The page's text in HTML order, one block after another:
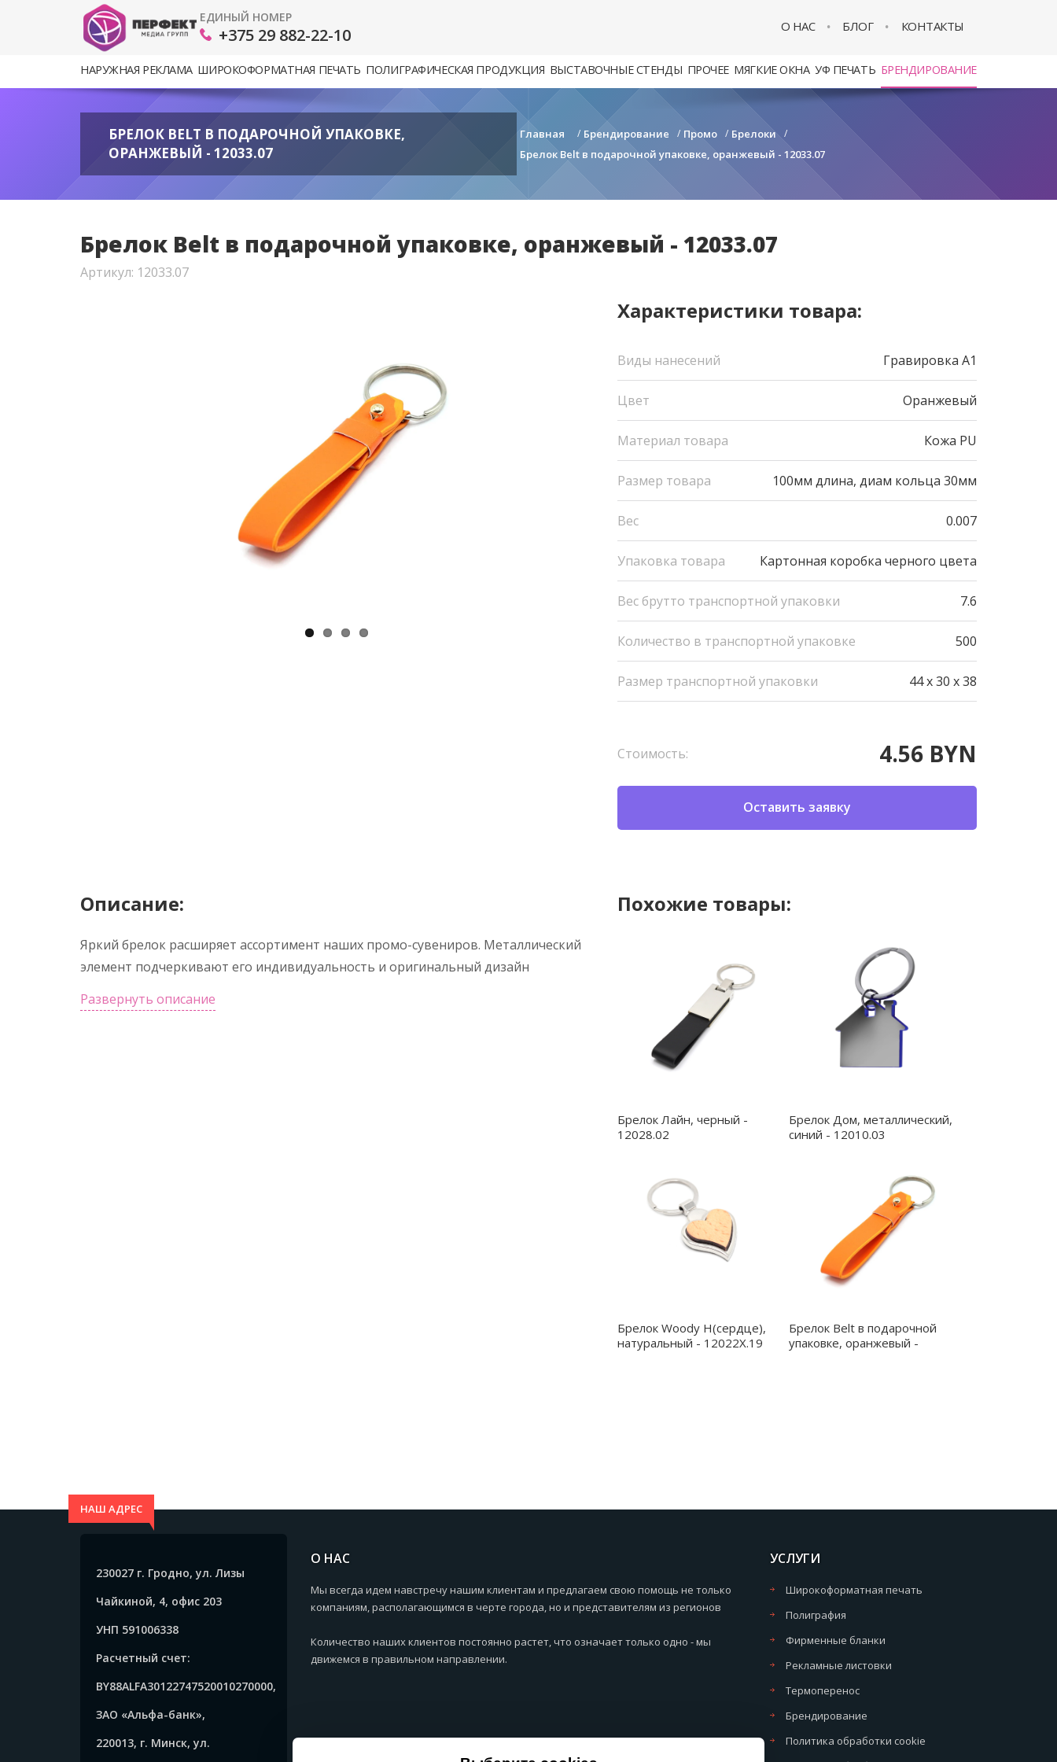
ЕДИНЫЙ НОМЕР
+375 29 882-22-10 О НАС БЛОГ КОНТАКТЫ
НАРУЖНАЯ РЕКЛАМА ШИРОКОФОРМАТНАЯ ПЕЧАТЬ ПОЛИГРАФИЧЕСКАЯ ПРОДУКЦИЯ ВЫСТАВОЧНЫЕ СТЕНДЫ ПРОЧЕЕ МЯГКИЕ ОКНА УФ ПЕЧАТЬ БРЕНДИРОВАНИЕ
БРЕЛОК BELT В ПОДАРОЧНОЙ УПАКОВКЕ,
ОРАНЖЕВЫЙ - 12033.07
Главная / Брендирование / Промо / Брелоки /
Брелок Belt в подарочной упаковке, оранжевый - 12033.07
Брелок Belt в подарочной упаковке, оранжевый - 12033.07
Артикул: 12033.07
Характеристики товара:
Виды нанесений Гравировка А1
Цвет Оранжевый
Материал товара Кожа PU
Размер товара 100мм длина, диам кольца 30мм
Вес 0.007
Упаковка товара Картонная коробка черного цвета
Вес брутто транспортной упаковки 7.6
Количество в транспортной упаковке 500
Размер транспортной упаковки 44 x 30 x 38
Стоимость: 4.56 BYN
Оставить заявку
Описание:
Яркий брелок расширяет ассортимент наших промо-сувениров. Металлический
элемент подчеркивают его индивидуальность и оригинальный дизайн
Развернуть описание
Похожие товары:
Брелок Лайн, черный -
12028.02
Брелок Дом, металлический,
синий - 12010.03
Брелок Woody H(сердце),
натуральный - 12022X.19
Брелок Belt в подарочной
упаковке, оранжевый -
НАШ АДРЕС
230027 г. Гродно, ул. Лизы
Чайкиной, 4, офис 203
УНП 591006338
Расчетный счет:
BY88ALFA30122747520010270000,
ЗАО «Альфа-банк»,
220013, г. Минск, ул.
О НАС
Мы всегда идем навстречу нашим клиентам и предлагаем свою помощь не только
компаниям, располагающимся в черте города, но и представителям из регионов
Количество наших клиентов постоянно растет, что означает только одно - мы
движемся в правильном направлении.
УСЛУГИ
Широкоформатная печать
Полиграфия
Фирменные бланки
Рекламные листовки
Термоперенос
Брендирование
Политика обработки cookie